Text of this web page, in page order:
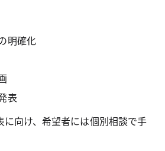
明確化
表
に向け、希望者には個別相談で手